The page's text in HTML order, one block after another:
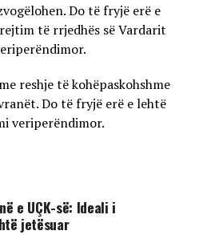
Do të fryjë erë e
të rrjedhës së Vardarit
reshje të kohëpaskohshme
Do të fryjë erë e lehtë
veriperëndimor.
e UÇK-së: Ideali i
jetësuar